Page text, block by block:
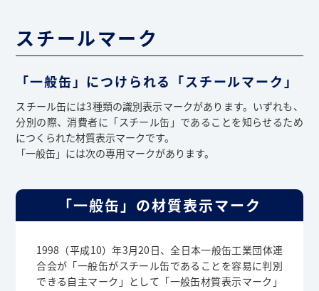
スチールマーク
「一般缶」につけられる「スチールマーク」
スチール缶には3種類の識別表示マークがあります。いずれも、
分別の際、消費者に「スチール缶」であることを知らせるため
につくられた材質表示マークです。
「一般缶」には次の専用マークがあります。
「一般缶」の材質表示マーク
1998（平成10）年3月20日、全日本一般缶工業団体連
合会が「一般缶がスチール缶であることを容易に判別
できる自主マーク」として「一般缶材質表示マーク」